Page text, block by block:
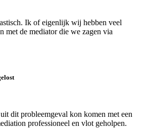
Ik of eigenlijk wij hebben veel
met de mediator die we zagen via
dit probleemgeval kon komen met een
professioneel en vlot geholpen.